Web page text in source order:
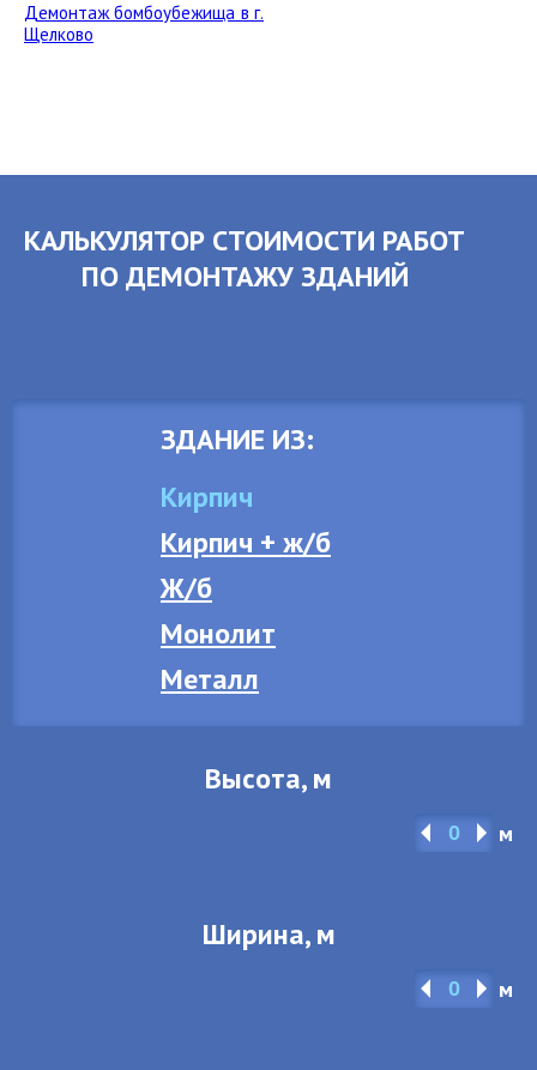
Демонтаж бомбоубежища в г.
Щелково
КАЛЬКУЛЯТОР СТОИМОСТИ РАБОТ
ПО ДЕМОНТАЖУ ЗДАНИЙ
ЗДАНИЕ ИЗ:
Кирпич
Кирпич + ж/б
Ж/б
Монолит
Металл
Высота, м
м
Ширина, м
м